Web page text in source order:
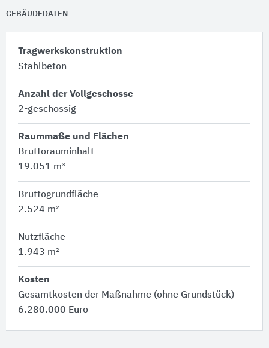
GEBÄUDEDATEN
Tragwerkskonstruktion
Stahlbeton
Anzahl der Vollgeschosse
2-geschossig
Raummaße und Flächen
Bruttorauminhalt
19.051 m³
Bruttogrundfläche
2.524 m²
Nutzfläche
1.943 m²
Kosten
Gesamtkosten der Maßnahme (ohne Grundstück)
6.280.000 Euro